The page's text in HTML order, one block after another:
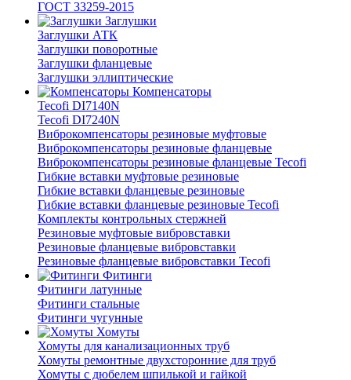
ГОСТ 33259-2015
Заглушки
Заглушки АТК
Заглушки поворотные
Заглушки фланцевые
Заглушки эллиптические
Компенсаторы
Tecofi DI7140N
Tecofi DI7240N
Виброкомпенсаторы резиновые муфтовые
Виброкомпенсаторы резиновые фланцевые
Виброкомпенсаторы резиновые фланцевые Tecofi
Гибкие вставки муфтовые резиновые
Гибкие вставки фланцевые резиновые
Гибкие вставки фланцевые резиновые Tecofi
Комплекты контрольных стержней
Резиновые муфтовые вибровставки
Резиновые фланцевые вибровставки
Резиновые фланцевые вибровставки Tecofi
Фитинги
Фитинги латунные
Фитинги стальные
Фитинги чугунные
Хомуты
Хомуты для канализационных труб
Хомуты ремонтные двухсторонние для труб
Хомуты с дюбелем шпилькой и гайкой